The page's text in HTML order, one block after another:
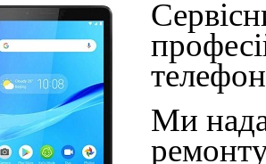
Ми